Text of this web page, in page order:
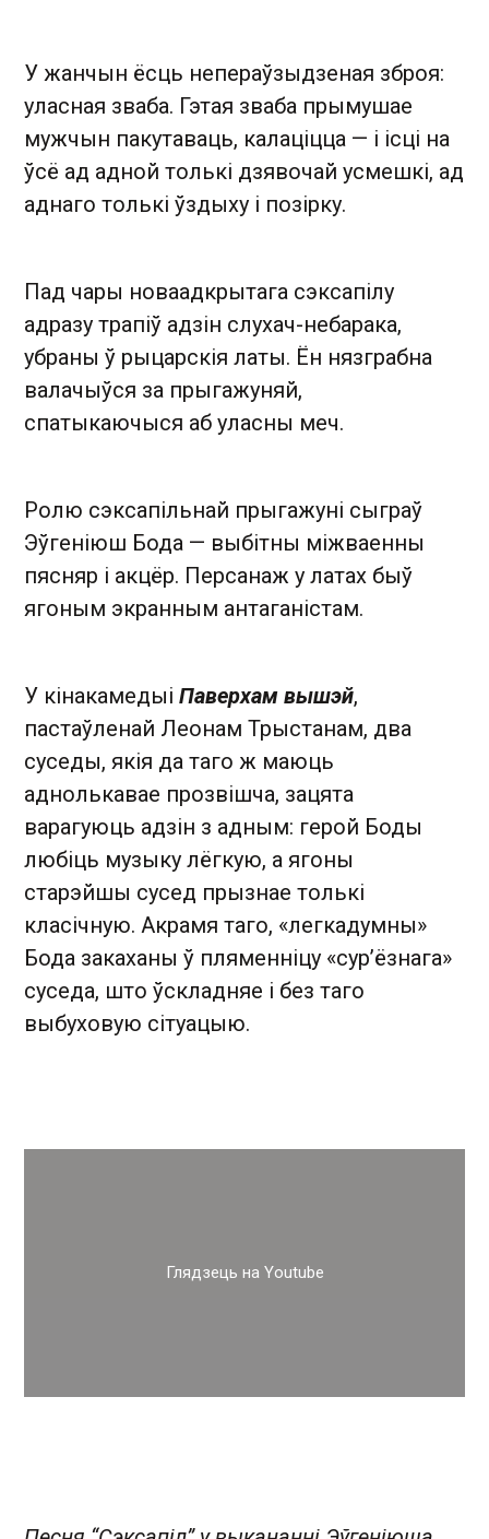
У жанчын ёсць непераўзыдзеная зброя:
уласная зваба. Гэтая зваба прымушае
мужчын пакутаваць, калаціцца — і ісці на
ўсё ад адной толькі дзявочай усмешкі, ад
аднаго толькі ўздыху і позірку.
Пад чары новаадкрытага сэксапілу
адразу трапіў адзін слухач-небарака,
убраны ў рыцарскія латы. Ён нязграбна
валачыўся за прыгажуняй,
спатыкаючыся аб уласны меч.
Ролю сэксапільнай прыгажуні сыграў
Эўгеніюш Бода — выбітны міжваенны
пясняр і акцёр. Персанаж у латах быў
ягоным экранным антаганістам.
У кінакамедыі Паверхам вышэй,
пастаўленай Леонам Трыстанам, два
суседы, якія да таго ж маюць
аднолькавае прозвішча, зацята
варагуюць адзін з адным: герой Боды
любіць музыку лёгкую, а ягоны
старэйшы сусед прызнае толькі
класічную. Акрамя таго, «легкадумны»
Бода закаханы ў пляменніцу «сур’ёзнага»
суседа, што ўскладняе і без таго
выбуховую сітуацыю.
Глядзець на Youtube